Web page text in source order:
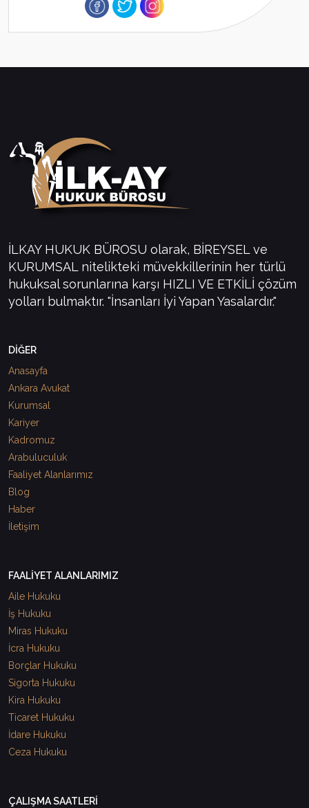
İLKAY HUKUK BÜROSU olarak, BİREYSEL ve
KURUMSAL nitelikteki müvekkillerinin her türlü
hukuksal sorunlarına karşı HIZLI VE ETKİLİ çözüm
yolları bulmaktır. "İnsanları İyi Yapan Yasalardır."
DİĞER
Anasayfa
Ankara Avukat
Kurumsal
Kariyer
Kadromuz
Arabuluculuk
Faaliyet Alanlarımız
Blog
Haber
İletişim
FAALİYET ALANLARIMIZ
Aile Hukuku
İş Hukuku
Miras Hukuku
İcra Hukuku
Borçlar Hukuku
Sigorta Hukuku
Kira Hukuku
Ticaret Hukuku
İdare Hukuku
Ceza Hukuku
ÇALIŞMA SAATLERİ